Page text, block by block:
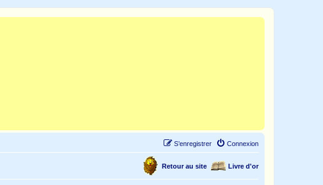
Connexion
S’enregistrer
Livre d'or
Retour au site